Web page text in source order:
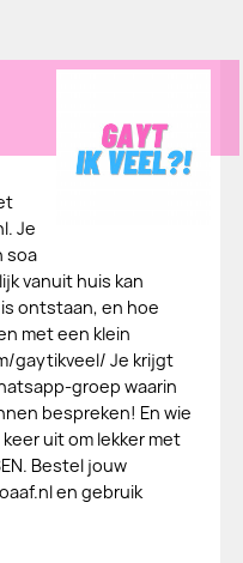
Je
soa
vanuit huis kan
ontstaan, en hoe
met een klein
gaytikveel/⁠⁠ Je krijgt
groep waarin
bespreken! En wie
uit om lekker met
Bestel jouw
en gebruik